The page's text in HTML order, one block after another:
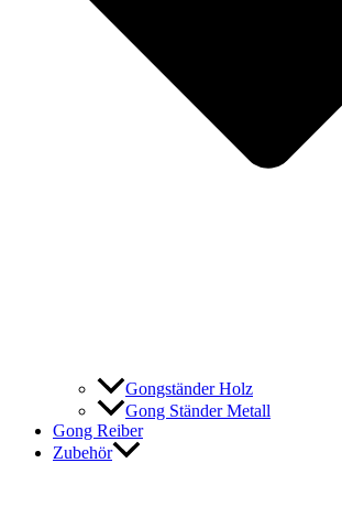
Gongständer Holz
Gong Ständer Metall
Gong Reiber
Zubehör